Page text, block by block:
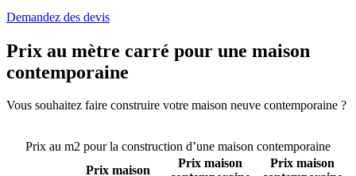
Demandez des devis
Prix au mètre carré pour une maison
contemporaine
Vous souhaitez faire construire votre maison neuve contemporaine ?
Prix au m2 pour la construction d’une maison contemporaine
Prix maison
Prix maison
Prix maison